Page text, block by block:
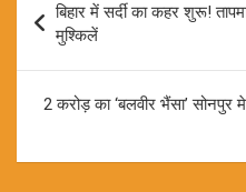
navigation
बिहार में सर्दी का कहर शुरू!
मुश्किलें
2 करोड़ का ‘बलवीर भैंसा’